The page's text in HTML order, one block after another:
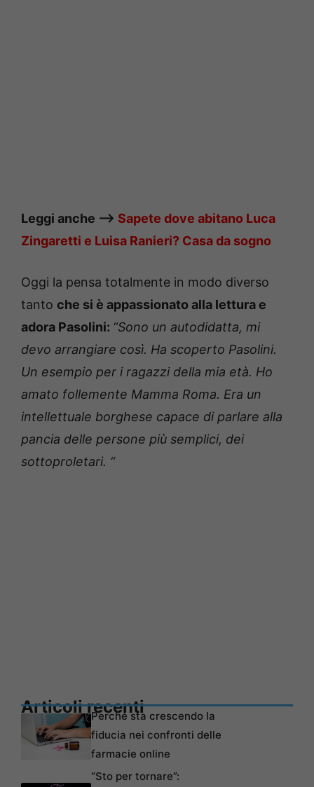
Leggi anche —-> Sapete dove abitano Luca
Zingaretti e Luisa Ranieri? Casa da sogno
Oggi la pensa totalmente in modo diverso
tanto che si è appassionato alla lettura e
adora Pasolini: “Sono un autodidatta, mi
devo arrangiare così. Ha scoperto Pasolini.
Un esempio per i ragazzi della mia età. Ho
amato follemente Mamma Roma. Era un
intellettuale borghese capace di parlare alla
pancia delle persone più semplici, dei
sottoproletari. “
Articoli recentiPerché sta crescendo la
fiducia nei confronti delle
farmacie online
“Sto per tornare”: